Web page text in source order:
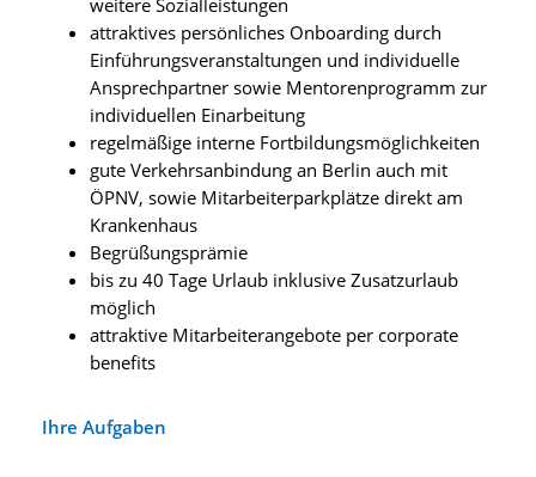
weitere Sozialleistungen
attraktives persönliches Onboarding durch
Einführungsveranstaltungen und individuelle
Ansprechpartner sowie Mentorenprogramm zur
individuellen Einarbeitung
regelmäßige interne Fortbildungsmöglichkeiten
gute Verkehrsanbindung an Berlin auch mit
ÖPNV, sowie Mitarbeiterparkplätze direkt am
Krankenhaus
Begrüßungsprämie
bis zu 40 Tage Urlaub inklusive Zusatzurlaub
möglich
attraktive Mitarbeiterangebote per corporate
benefits
Ihre Aufgaben